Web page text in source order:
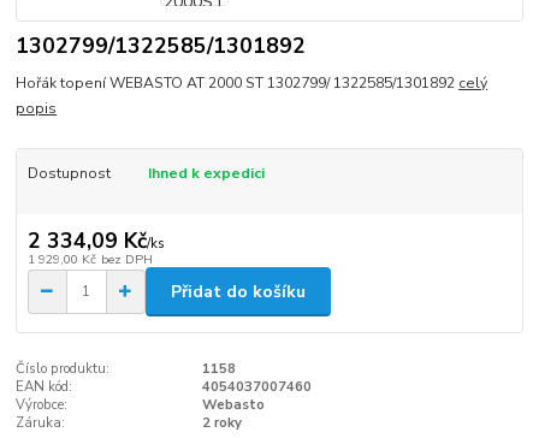
1302799/1322585/1301892
Hořák topení WEBASTO AT 2000 ST 1302799/ 1322585/1301892 celý
popis
Dostupnost Ihned k expedici
2 334,09 Kč/ks
1 929,00 Kč bez DPH
Přidat do košíku
Číslo produktu:
1158
EAN kód:
4054037007460
Výrobce:
Webasto
Záruka:
2 roky